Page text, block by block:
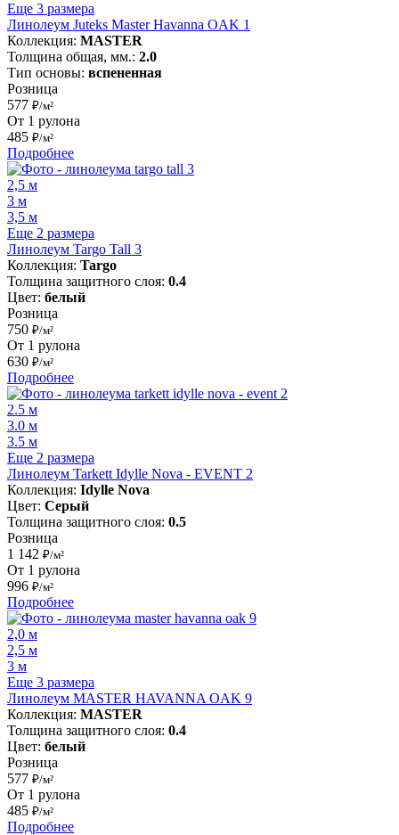
Еще 3 размера
Линолеум Juteks Master Havanna OAK 1
Коллекция: MASTER
Толщина общая, мм.: 2.0
Тип основы: вспененная
Розница
577 ₽/м²
От 1 рулона
485 ₽/м²
Подробнее
2,5 м
3 м
3,5 м
Еще 2 размера
Линолеум Targo Tall 3
Коллекция: Targo
Толщина защитного слоя: 0.4
Цвет: белый
Розница
750 ₽/м²
От 1 рулона
630 ₽/м²
Подробнее
2.5 м
3.0 м
3.5 м
Еще 2 размера
Линолеум Tarkett Idylle Nova - EVENT 2
Коллекция: Idylle Nova
Цвет: Серый
Толщина защитного слоя: 0.5
Розница
1 142 ₽/м²
От 1 рулона
996 ₽/м²
Подробнее
2,0 м
2,5 м
3 м
Еще 3 размера
Линолеум MASTER HAVANNA OAK 9
Коллекция: MASTER
Толщина защитного слоя: 0.4
Цвет: белый
Розница
577 ₽/м²
От 1 рулона
485 ₽/м²
Подробнее